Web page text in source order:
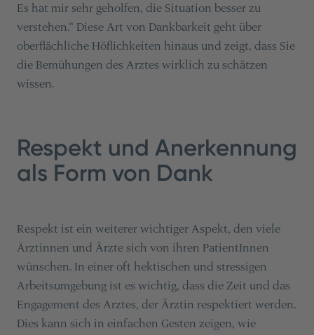
Es hat mir sehr geholfen, die Situation besser zu
verstehen.“ Diese Art von Dankbarkeit geht über
oberflächliche Höflichkeiten hinaus und zeigt, dass Sie
die Bemühungen des Arztes wirklich zu schätzen
wissen.
Respekt und Anerkennung
als Form von Dank
Respekt ist ein weiterer wichtiger Aspekt, den viele
Ärztinnen und Ärzte sich von ihren PatientInnen
wünschen. In einer oft hektischen und stressigen
Arbeitsumgebung ist es wichtig, dass die Zeit und das
Engagement des Arztes, der Ärztin respektiert werden.
Dies kann sich in einfachen Gesten zeigen, wie